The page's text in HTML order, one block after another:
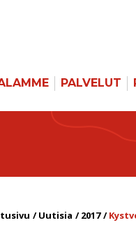
PALVELUT
Uutisia 2017